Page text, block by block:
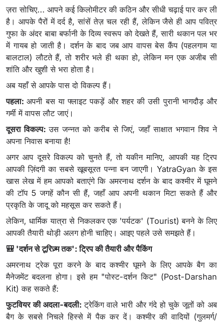
ज़रा सोचिए... आपने कई किलोमीटर की कठिन और सीधी चढ़ाई पार कर ली
है। आपके पैरों में दर्द है, सांसें तेज़ चल रही हैं, लेकिन जैसे ही आप पवित्र
गुफा के अंदर बाबा बर्फानी के दिव्य स्वरूप को देखते हैं, सारी थकान पल भर
में गायब हो जाती है। दर्शन के बाद जब आप वापस बेस कैंप (पहलगाम या
बालटाल) लौटते हैं, तो शरीर भले ही थका हो, लेकिन मन एक अजीब सी
शांति और खुशी से भरा होता है।
अब यहाँ से आपके पास दो विकल्प हैं।
पहला:अपनी बस या फ्लाइट पकड़ें और शहर की उसी पुरानी भागदौड़ और
गर्मी में वापस लौट जाएं।
दूसरा विकल्प:उस जन्नत को करीब से जिएं, जहाँ साक्षात भगवान शिव ने
अपना निवास बनाया है!
अगर आप दूसरे विकल्प को चुनते हैं, तो यकीन मानिए, आपकी यह ट्रिप
आपकी ज़िंदगी का सबसे खूबसूरत पन्ना बन जाएगी। YatraGyan के इस
खास लेख में हम आपको बताएंगे कि अमरनाथ दर्शन के बाद कश्मीर में घूमने
की टॉप 5 जगहें कौन सी हैं, जहाँ आप अपनी थकान मिटा सकते हैं और
प्रकृति के जादू को महसूस कर सकते हैं।
लेकिन, धार्मिक यात्रा से निकलकर एक 'पर्यटक' (Tourist) बनने के लिए
आपकी तैयारी थोड़ी अलग होनी चाहिए। आइए पहले उसे समझते हैं।
🎒 'दर्शन से टूरिज़्म तक': ट्रिप की तैयारी और पैकिंग
अमरनाथ ट्रेक पूरा करने के बाद कश्मीर घूमने के लिए आपके बैग का
मैनेजमेंट बदलना होगा। इसे हम "पोस्ट-दर्शन किट" (Post-Darshan
Kit) कह सकते हैं:
फुटवियर की अदला-बदली:ट्रेकिंग वाले भारी और गंदे हो चुके जूतों को अब
बैग के सबसे निचले हिस्से में पैक कर दें। कश्मीर की वादियों (गुलमर्ग/